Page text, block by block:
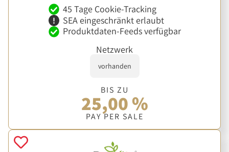
45 Tage Cookie-Tracking
SEA eingeschränkt erlaubt
Produktdaten-Feeds verfügbar
Netzwerk
vorhanden
BIS ZU
25,00 %
PAY PER SALE